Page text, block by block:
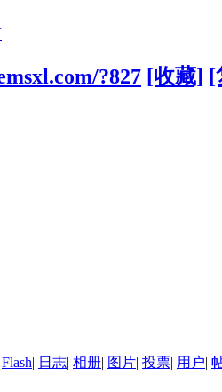
?827 [收藏] [
Flash| 日志| 相册| 图片| 投票| 用户|